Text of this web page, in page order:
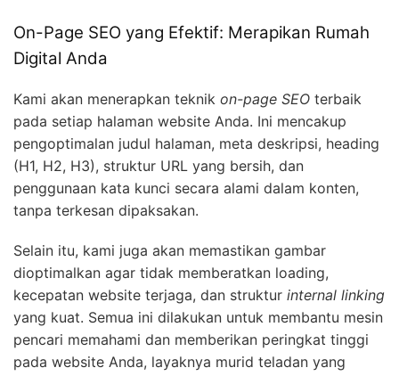
On-Page SEO yang Efektif: Merapikan Rumah
Digital Anda
Kami akan menerapkan teknik on-page SEO terbaik
pada setiap halaman website Anda. Ini mencakup
pengoptimalan judul halaman, meta deskripsi, heading
(H1, H2, H3), struktur URL yang bersih, dan
penggunaan kata kunci secara alami dalam konten,
tanpa terkesan dipaksakan.
Selain itu, kami juga akan memastikan gambar
dioptimalkan agar tidak memberatkan loading,
kecepatan website terjaga, dan struktur internal linking
yang kuat. Semua ini dilakukan untuk membantu mesin
pencari memahami dan memberikan peringkat tinggi
pada website Anda, layaknya murid teladan yang